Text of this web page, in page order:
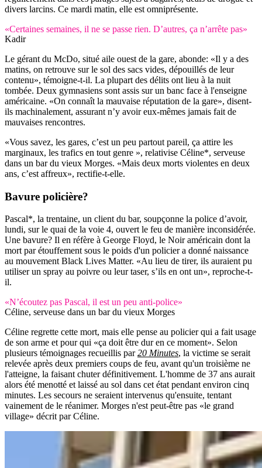
divers larcins. Ce mardi matin, elle est omniprésente.
«Certaines semaines, il ne se passe rien. D’autres, ça n’arrête pas»
Kadir
Le gérant du McDo, situé aile ouest de la gare, abonde: «Il y a des
matins, on retrouve sur le sol des sacs vides, dépouillés de leur
contenu», témoigne-t-il. La plupart des délits ont lieu à la nuit
tombée. Deux gymnasiens sont assis sur un banc face à l'enseigne
américaine. «On connaît la mauvaise réputation de la gare», disent-
ils machinalement, assurant n’y avoir eux-mêmes jamais fait de
mauvaises rencontres.
«Vous savez, les gares, c’est un peu partout pareil, ça attire les
marginaux, les trafics en tout genre », relativise Céline*, serveuse
dans un bar du vieux Morges. «Mais deux morts violentes en deux
ans, c’est affreux», rectifie-t-elle.
Bavure policière?
Pascal*, la trentaine, un client du bar, soupçonne la police d’avoir,
lundi, sur le quai de la voie 4, ouvert le feu de manière inconsidérée.
Une bavure? Il en réfère à George Floyd, le Noir américain dont la
mort par étouffement sous le poids d'un policier a donné naissance
au mouvement Black Lives Matter. «Au lieu de tirer, ils auraient pu
utiliser un spray au poivre ou leur taser, s’ils en ont un», reproche-t-
il.
«N’écoutez pas Pascal, il est un peu anti-police»
Céline, serveuse dans un bar du vieux Morges
Céline regrette cette mort, mais elle pense au policier qui a fait usage
de son arme et pour qui «ça doit être dur en ce moment». Selon
plusieurs témoignages recueillis par20 Minutes, la victime se serait
relevée après deux premiers coups de feu, avant qu'un troisième ne
l'atteigne, la faisant chuter définitivement. L'homme de 37 ans aurait
alors été menotté et laissé au sol dans cet état pendant environ cinq
minutes. Les secours ne seraient intervenus qu'ensuite, tentant
vainement de le réanimer. Morges n'est peut-être pas «le grand
village» décrit par Céline.